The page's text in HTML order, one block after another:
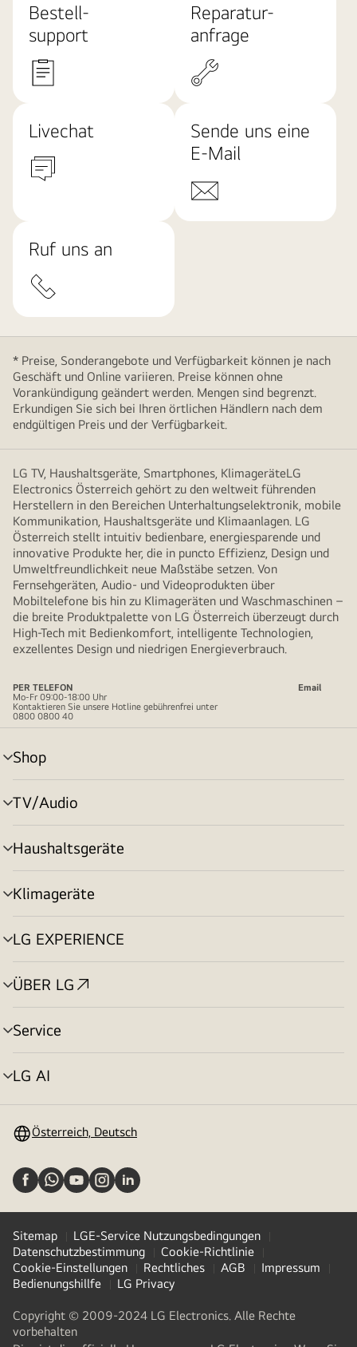
Bestell-
support
Reparatur-
anfrage
Livechat
Sende uns eine
E-Mail
Ruf uns an
* Preise, Sonderangebote und Verfügbarkeit können je nach
Geschäft und Online variieren. Preise können ohne
Vorankündigung geändert werden. Mengen sind begrenzt.
Erkundigen Sie sich bei Ihren örtlichen Händlern nach dem
endgültigen Preis und der Verfügbarkeit.
LG TV, Haushaltsgeräte, Smartphones, KlimageräteLG
Electronics Österreich gehört zu den weltweit führenden
Herstellern in den Bereichen Unterhaltungselektronik, mobile
Kommunikation, Haushaltsgeräte und Klimaanlagen. LG
Österreich stellt intuitiv bedienbare, energiesparende und
innovative Produkte her, die in puncto Effizienz, Design und
Umweltfreundlichkeit neue Maßstäbe setzen. Von
Fernsehgeräten, Audio- und Videoprodukten über
Mobiltelefone bis hin zu Klimageräten und Waschmaschinen –
die breite Produktpalette von LG Österreich überzeugt durch
High-Tech mit Bedienkomfort, intelligente Technologien,
exzellentes Design und niedrigen Energieverbrauch.
PER TELEFON
Email
Mo-Fr 09:00-18:00 Uhr
Kontaktieren Sie unsere Hotline gebührenfrei unter
0800 0800 40
Shop
Menü
umschalten
TV/Audio
Menü
umschalten
Haushaltsgeräte
Menü
umschalten
Klimageräte
Menü
umschalten
LG EXPERIENCE
Menü
umschalten
ÜBER LG
Menü
umschalten
Service
Menü
umschalten
LG AI
Menü
Österreich, Deutsch
Sitemap
LGE-Service Nutzungsbedingungen
Datenschutzbestimmung
Cookie-Richtlinie
Cookie-Einstellungen
Rechtliches AGB
Impressum
Bedienungshillfe
LG Privacy
Copyright © 2009-2024 LG Electronics. Alle Rechte
vorbehalten